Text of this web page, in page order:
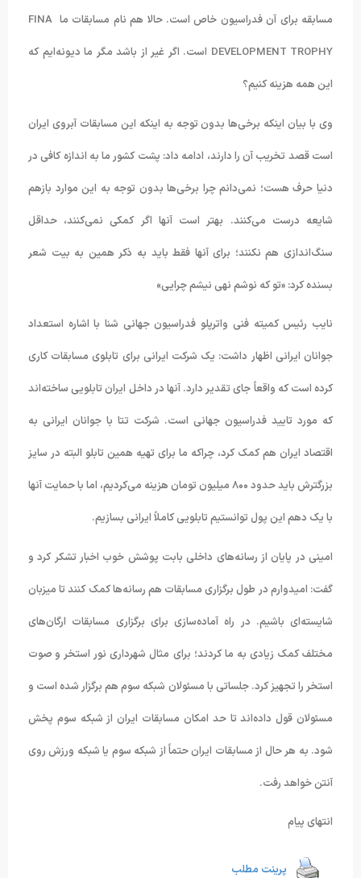
مسابقه برای آن فدراسیون خاص است. حالا هم نام مسابقات ما FINA
DEVELOPMENT TROPHY است. اگر غیر از باشد مگر ما دیونه‌ایم که
این همه هزینه کنیم؟
وی با بیان اینکه برخی‌ها بدون توجه به اینکه این مسابقات آبروی ایران
است قصد تخریب آن را دارند، ادامه داد: پشت کشور ما به اندازه کافی در
دنیا حرف هست؛ نمی‌دانم چرا برخی‌ها بدون توجه به این موارد بازهم
شایعه درست می‌کنند. بهتر است آنها اگر کمکی نمی‌کنند، حداقل
سنگ‌اندازی هم نکنند؛ برای آنها فقط باید به ذکر همین به بیت شعر
بسنده کرد: «تو که نوشم نهی نیشم چرایی»
نایب رئیس کمیته فنی واترپلو فدراسیون جهانی شنا با اشاره استعداد
جوانان ایرانی اظهار داشت: یک شرکت ایرانی برای تابلوی مسابقات کاری
کرده است که واقعاً جای تقدیر دارد. آنها در داخل ایران تابلویی ساخته‌اند
که مورد تایید فدراسیون جهانی است. شرکت تتا با جوانان ایرانی به
اقتصاد ایران هم کمک کرد، چراکه ما برای تهیه همین تابلو البته در سایز
بزرگترش باید حدود ۸۰۰ میلیون تومان هزینه می‌کردیم، اما با حمایت آنها
با یک دهم این پول توانستیم تابلویی کاملاً ایرانی بسازیم.
امینی در پایان از رسانه‌های داخلی بابت پوشش خوب اخبار تشکر کرد و
گفت: امیدوارم در طول برگزاری مسابقات هم رسانه‌ها کمک کنند تا میزبان
شایسته‌ای باشیم. در راه آماده‌سازی برای برگزاری مسابقات ارگان‌های
مختلف کمک زیادی به ما کردند؛ برای مثال شهرداری نور استخر و صوت
استخر را تجهیز کرد. جلساتی با مسئولان شبکه سوم هم برگزار شده است و
مسئولان قول داده‌اند تا حد امکان مسابقات ایران از شبکه سوم پخش
شود. به هر حال از مسابقات ایران حتماً از شبکه سوم یا شبکه ورزش روی
آنتن خواهد رفت.
انتهای پیام
پرینت مطلب